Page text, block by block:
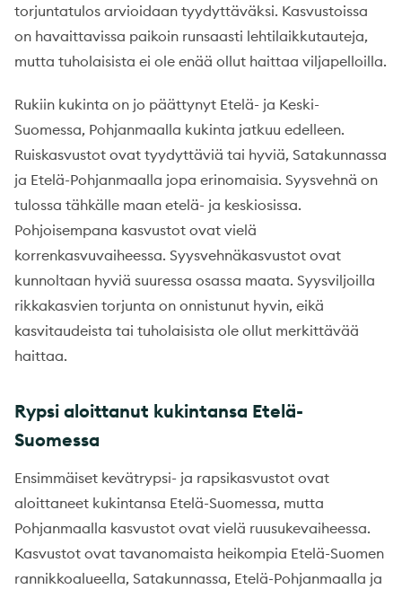
torjuntatulos arvioidaan tyydyttäväksi. Kasvustoissa
on havaittavissa paikoin runsaasti lehtilaikkutauteja,
mutta tuholaisista ei ole enää ollut haittaa viljapelloilla.
Rukiin kukinta on jo päättynyt Etelä- ja Keski-
Suomessa, Pohjanmaalla kukinta jatkuu edelleen.
Ruiskasvustot ovat tyydyttäviä tai hyviä, Satakunnassa
ja Etelä-Pohjanmaalla jopa erinomaisia. Syysvehnä on
tulossa tähkälle maan etelä- ja keskiosissa.
Pohjoisempana kasvustot ovat vielä
korrenkasvuvaiheessa. Syysvehnäkasvustot ovat
kunnoltaan hyviä suuressa osassa maata. Syysviljoilla
rikkakasvien torjunta on onnistunut hyvin, eikä
kasvitaudeista tai tuholaisista ole ollut merkittävää
haittaa.
Rypsi aloittanut kukintansa Etelä-
Suomessa
Ensimmäiset kevätrypsi- ja rapsikasvustot ovat
aloittaneet kukintansa Etelä-Suomessa, mutta
Pohjanmaalla kasvustot ovat vielä ruusukevaiheessa.
Kasvustot ovat tavanomaista heikompia Etelä-Suomen
rannikkoalueella, Satakunnassa, Etelä-Pohjanmaalla ja